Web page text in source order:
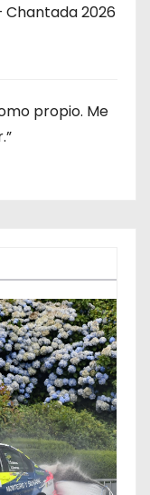
Chantada 2026
propio. Me